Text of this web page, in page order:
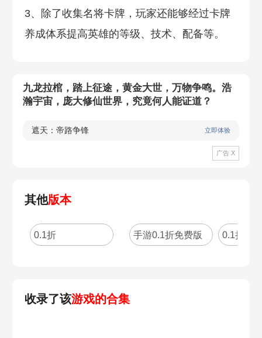
3、除了收集名将卡牌，玩家还能够经过卡牌
养成体系提高英雄的等级、技术、配备等。
九龙拉棺，踏上征途，黄金大世，万物争鸣。浩
瀚宇宙，庞大修仙世界，究竟何人能证道？
遮天：帝路争锋 立即体验
广告 X
其他版本
0.1折 手游0.1折免费版 0.1折
收录了该游戏的合集